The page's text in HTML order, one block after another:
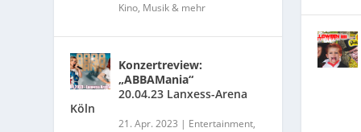
Kino, Musik & mehr
Konzertreview:
„ABBAMania“
20.04.23 Lanxess-Arena
Köln
21. Apr. 2023 | Entertainment,